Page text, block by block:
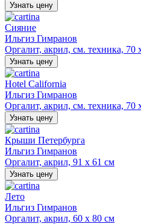
Узнать цену
Сияние
Ильгиз Гимранов
Оргалит, акрил, см. техника, 70
Узнать цену
Hotel California
Ильгиз Гимранов
Оргалит, акрил, см. техника, 70
Узнать цену
Крыши Петербурга
Ильгиз Гимранов
Оргалит, акрил, 91 х 61 см
Узнать цену
Лето
Ильгиз Гимранов
Оргалит, акрил, 60 х 80 см